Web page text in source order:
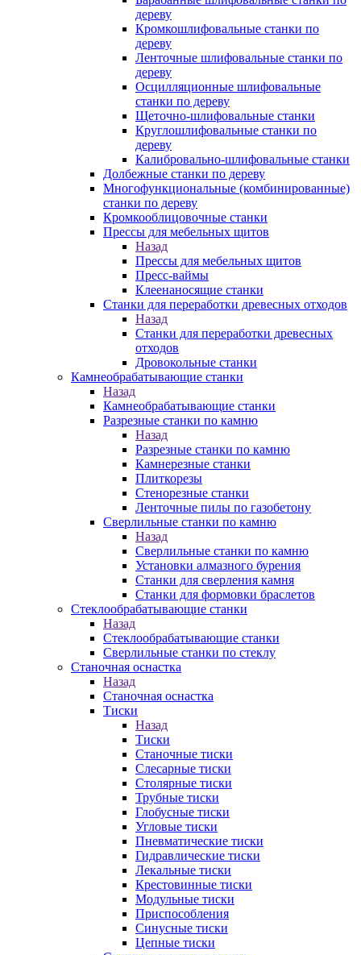
дереву
Кромкошлифовальные станки по
дереву
Ленточные шлифовальные станки по
дереву
Осцилляционные шлифовальные
станки по дереву
Щеточно-шлифовальные станки
Круглошлифовальные станки по
дереву
Калибровально-шлифовальные станки
Долбежные станки по дереву
Многофункциональные (комбинированные)
станки по дереву
Кромкооблицовочные станки
Прессы для мебельных щитов
Назад
Прессы для мебельных щитов
Пресс-ваймы
Клеенаносящие станки
Станки для переработки древесных отходов
Назад
Станки для переработки древесных
отходов
Дровокольные станки
Камнеобрабатывающие станки
Назад
Камнеобрабатывающие станки
Разрезные станки по камню
Назад
Разрезные станки по камню
Камнерезные станки
Плиткорезы
Стенорезные станки
Ленточные пилы по газобетону
Сверлильные станки по камню
Назад
Сверлильные станки по камню
Установки алмазного бурения
Станки для сверления камня
Станки для формовки браслетов
Стеклообрабатывающие станки
Назад
Стеклообрабатывающие станки
Сверлильные станки по стеклу
Станочная оснастка
Назад
Станочная оснастка
Тиски
Назад
Тиски
Станочные тиски
Слесарные тиски
Столярные тиски
Трубные тиски
Глобусные тиски
Угловые тиски
Пневматические тиски
Гидравлические тиски
Лекальные тиски
Крестовинные тиски
Модульные тиски
Приспособления
Синусные тиски
Цепные тиски